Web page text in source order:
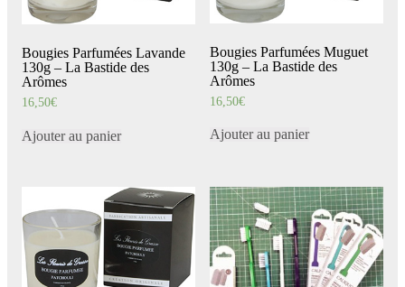
Bougies Parfumées Lavande
130g – La Bastide des
Arômes
16,50€
Ajouter au panier
Bougies Parfumées Muguet
130g – La Bastide des
Arômes
16,50€
Ajouter au panier